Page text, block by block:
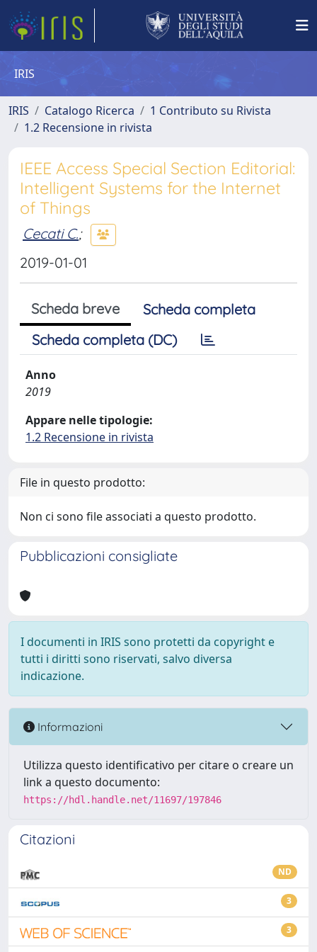
IRIS
IRIS Catalogo Ricerca
1 Contributo su Rivista
1.2 Recensione in rivista
IEEE Access Special Section Editorial:
Intelligent Systems for the Internet
of Things
Cecati C.;
2019-01-01
Scheda breve
Scheda completa
Scheda completa (DC)
Anno
2019
Appare nelle tipologie:
1.2 Recensione in rivista
File in questo prodotto:
Non ci sono file associati a questo prodotto.
Pubblicazioni consigliate
I documenti in IRIS sono protetti da copyright e
tutti i diritti sono riservati, salvo diversa
indicazione.
Informazioni
Utilizza questo identificativo per citare o creare un
link a questo documento:
https://hdl.handle.net/11697/197846
Citazioni
ND
3
3